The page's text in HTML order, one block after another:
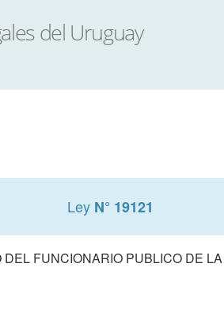
Ley N° 19121
DEL FUNCIONARIO PUBLICO DE